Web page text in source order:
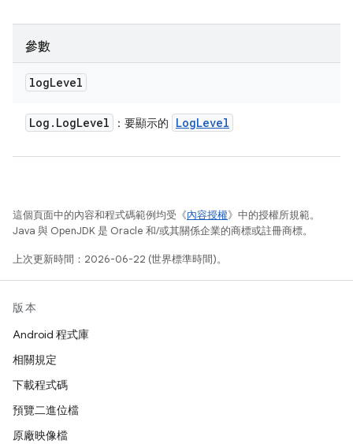
參數
logLevel
Log . LogLevel ：要顯示的 LogLevel
這個頁面中的內容和程式碼範例均受《內容授權》中的授權所規範。
Java 與 OpenJDK 是 Oracle 和/或其關係企業的商標或註冊商標。
上次更新時間：2026-06-22 (世界標準時間)。
版本
Android 程式庫
相關規定
下載程式碼
預覽二進位檔
原廠映像檔